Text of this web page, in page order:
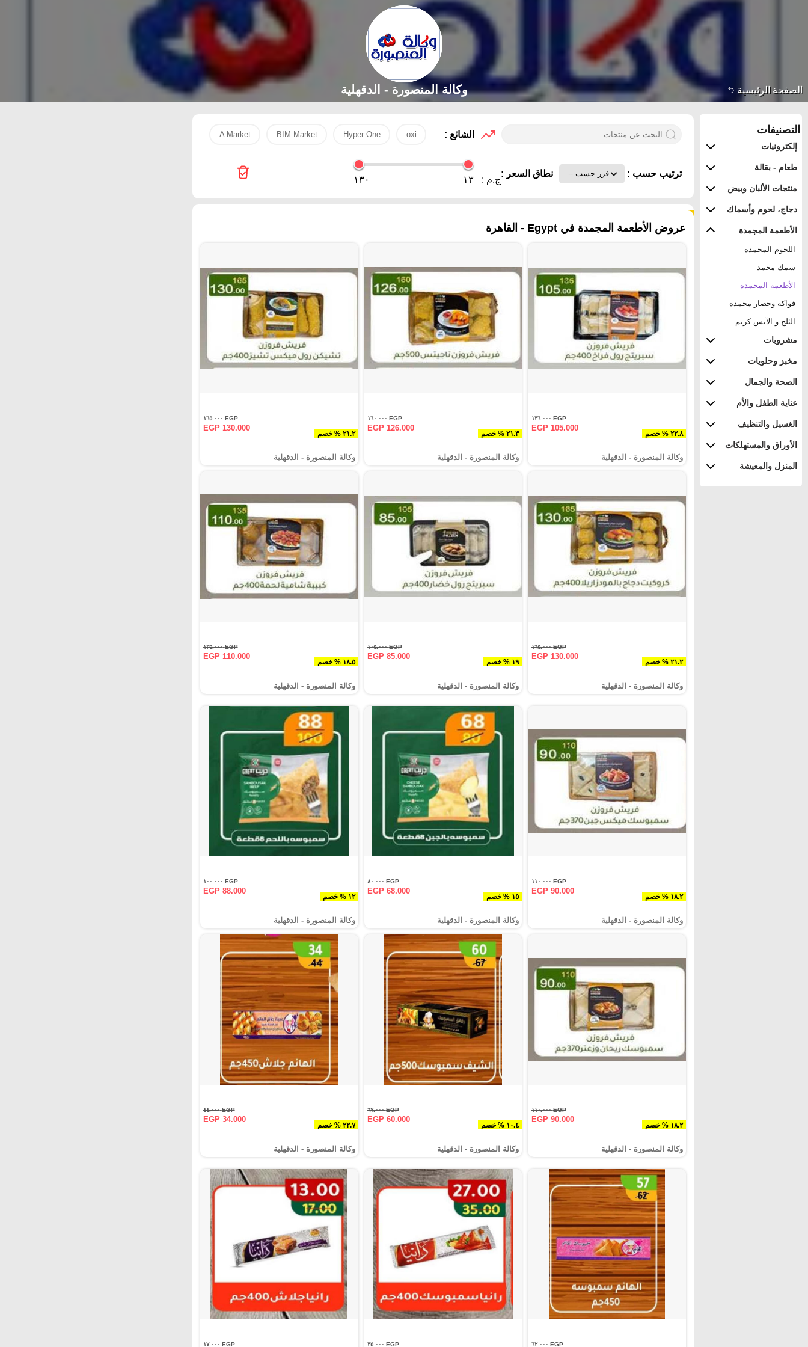
الصفحة الرئيسية وكالة المنصورة - الدقهلية‎
التصنيفات
إلكترونيات
طعام - بقالة
منتجات الألبان وبيض
دجاج، لحوم وأسماك
الأطعمة المجمدة
اللحوم المجمدة
سمك مجمد
الأطعمة المجمدة
فواكه وخضار مجمدة
الثلج و الآيس كريم
مشروبات
مخبز وحلويات
الصحة والجمال
عناية الطفل والأم
الغسيل والتنظيف
الأوراق والمستهلكات
المنزل والمعيشة
الشائع : oxi
Hyper One
BIM Market
A Market
ترتيب حسب : نطاق السعر :
ج.م : ١٣ ١٣٠
عروض الأطعمة المجمدة في Egypt - القاهرة
٢٢.٨ % خصم
EGP ١٣٦.٠٠٠
EGP 105.000
وكالة المنصورة - الدقهلية‎
٢١.٣ % خصم
EGP ١٦٠.٠٠٠
EGP 126.000
وكالة المنصورة - الدقهلية‎
٢١.٢ % خصم
EGP ١٦٥.٠٠٠
EGP 130.000
وكالة المنصورة - الدقهلية‎
٢١.٢ % خصم
EGP ١٦٥.٠٠٠
EGP 130.000
وكالة المنصورة - الدقهلية‎
١٩ % خصم
EGP ١٠٥.٠٠٠
EGP 85.000
وكالة المنصورة - الدقهلية‎
١٨.٥ % خصم
EGP ١٣٥.٠٠٠
EGP 110.000
وكالة المنصورة - الدقهلية‎
١٨.٢ % خصم
EGP ١١٠.٠٠٠
EGP 90.000
وكالة المنصورة - الدقهلية‎
١٥ % خصم
EGP ٨٠.٠٠٠
EGP 68.000
وكالة المنصورة - الدقهلية‎
١٢ % خصم
EGP ١٠٠.٠٠٠
EGP 88.000
وكالة المنصورة - الدقهلية‎
١٨.٢ % خصم
EGP ١١٠.٠٠٠
EGP 90.000
وكالة المنصورة - الدقهلية‎
١٠.٤ % خصم
EGP ٦٧.٠٠٠
EGP 60.000
وكالة المنصورة - الدقهلية‎
٢٢.٧ % خصم
EGP ٤٤.٠٠٠
EGP 34.000
وكالة المنصورة - الدقهلية‎
EGP ٦٢.٠٠٠ EGP ٣٥.٠٠٠ EGP ١٧.٠٠٠